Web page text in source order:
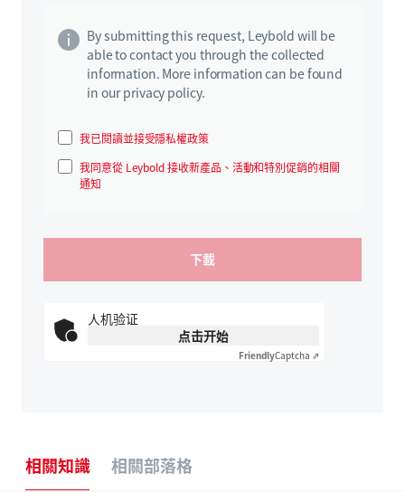
By submitting this request, Leybold will be
able to contact you through the collected
information. More information can be found
in our privacy policy.
我已閱讀並接受隱私權政策
我同意從 Leybold 接收新產品、活動和特別促銷的相關
通知
人机验证
点击开始
FriendlyCaptcha ⇗
相關知識 相關部落格